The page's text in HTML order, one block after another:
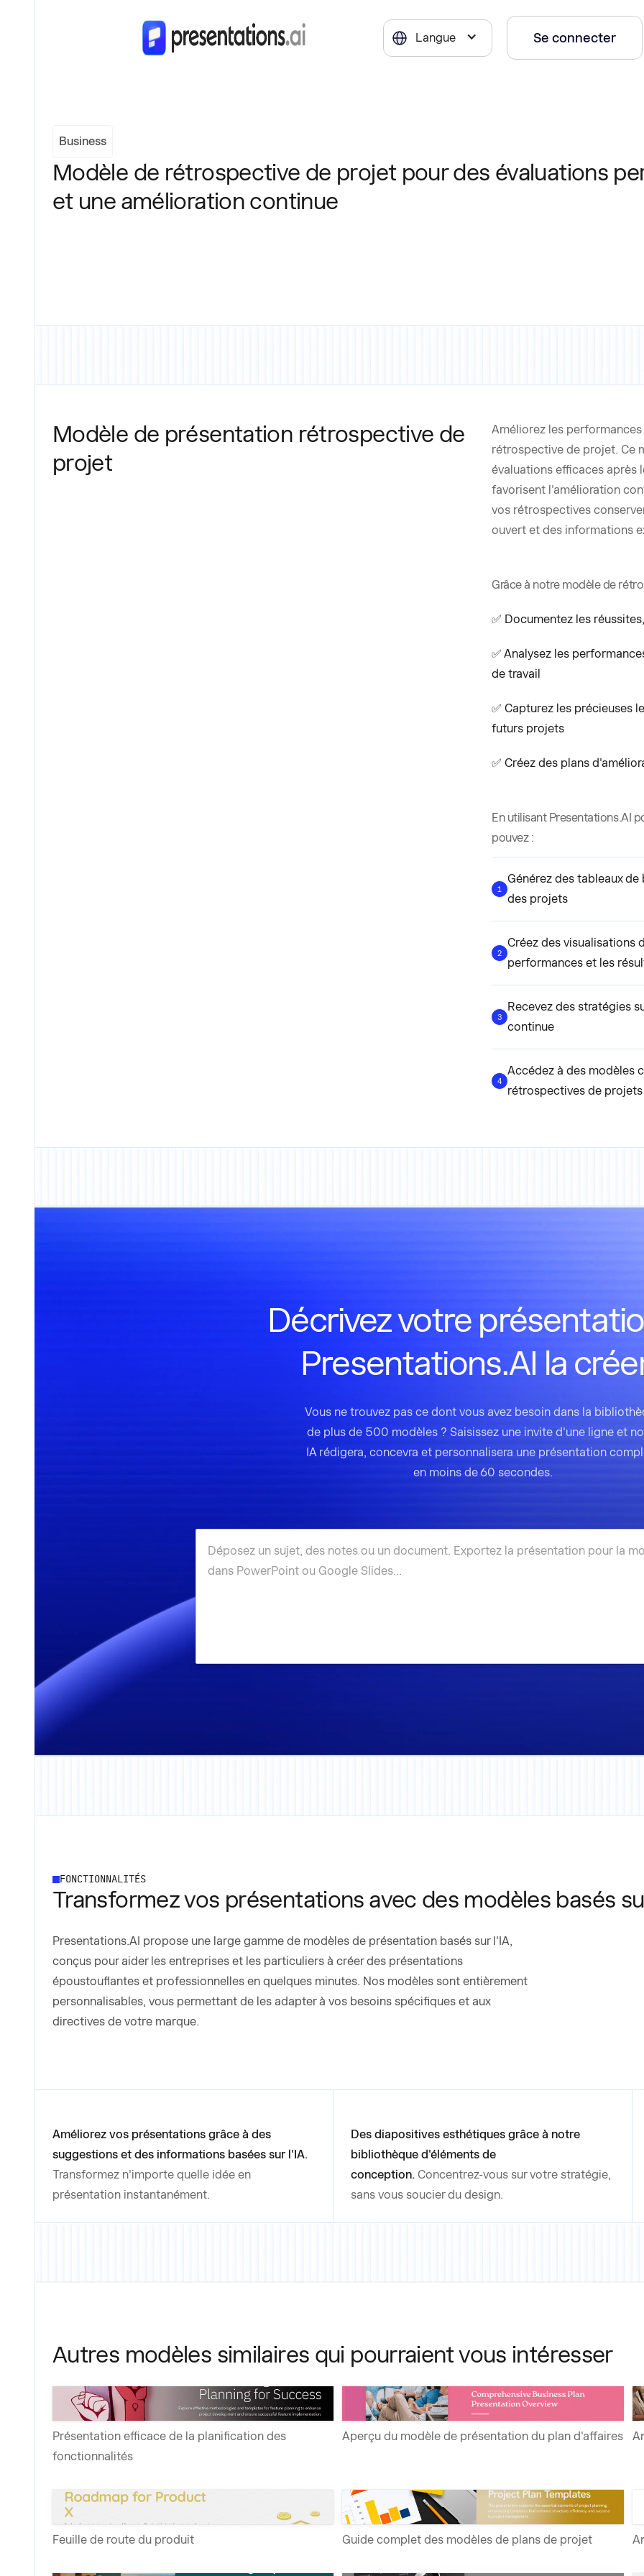
Langue Se connecter
Business
Modèle de rétrospective de projet pour des évaluations
et une amélioration continue
Modèle de présentation rétrospective de
projet
Améliorez les
rétrospective de projet. Ce
évaluations efficaces après
favorisent l'amélioration
vos rétrospectives
ouvert et des informations
Grâce à notre modèle de
✅ Documentez les
✅ Analysez les
de travail
✅ Capturez les précieuses
futurs projets
✅ Créez des plans
En utilisant Presentations.AI
pouvez :
1
Générez des tableaux
des projets
2
Créez des visualisations
performances et les
3
Recevez des stratégies
continue
4
Accédez à des modèles
rétrospectives de projets
Décrivez votre
Presentations.AI la
Vous ne trouvez pas ce dont vous avez besoin dans la
de plus de 500 modèles ? Saisissez une invite d'une ligne et
IA rédigera, concevra et personnalisera une présentation
en moins de 60 secondes.
FONCTIONNALITÉS
Transformez vos présentations avec des modèles basés
Presentations.AI propose une large gamme de modèles de présentation basés sur l'IA,
conçus pour aider les entreprises et les particuliers à créer des présentations
époustouflantes et professionnelles en quelques minutes. Nos modèles sont entièrement
personnalisables, vous permettant de les adapter à vos besoins spécifiques et aux
directives de votre marque.
Améliorez vos présentations grâce à des
suggestions et des informations basées sur l'IA.
Transformez n'importe quelle idée en
présentation instantanément.
Des diapositives esthétiques grâce à notre
bibliothèque d'éléments de
conception. Concentrez-vous sur votre stratégie,
sans vous soucier du design.
Autres modèles similaires qui pourraient vous intéresser
Présentation efficace de la planification des
fonctionnalités
Aperçu du modèle de présentation du plan d'affaires
Feuille de route du produit Guide complet des modèles de plans de projet